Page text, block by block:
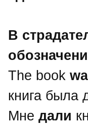
В
The book
книга была
Мне дали